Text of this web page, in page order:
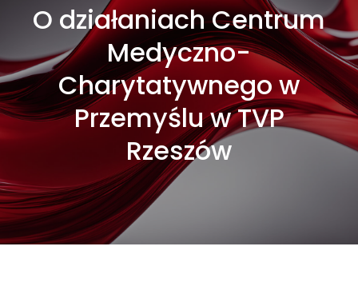
O działaniach Centrum
Medyczno-
Charytatywnego w
Przemyślu w TVP
Rzeszów